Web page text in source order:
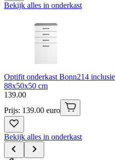
Bekijk alles in onderkast
Optifit onderkast Bonn214
88x50x50 cm
139.00
Prijs: 139.00 euro
Bekijk alles in onderkast